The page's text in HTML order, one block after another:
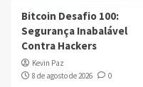
Bitcoin Desafio 100:
Segurança Inabalável
Contra Hackers
Kevin Paz
8 de agosto de 2026
0